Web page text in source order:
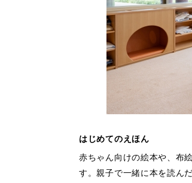
はじめてのえほん
赤ちゃん向けの絵本や、布
す。親子で一緒に本を読ん